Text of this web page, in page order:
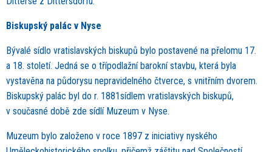
Biskupský palác v Nyse
Bývalé sídlo vratislavských biskupů bylo postavené na přelomu 17.
a 18. století. Jedná se o třípodlažní barokní stavbu, která byla
vystavěna na půdorysu nepravidelného čtverce, s vnitřním dvorem.
Biskupský palác byl do r. 1881sídlem vratislavských biskupů,
v současné době zde sídlí Muzeum v Nyse.
Muzeum bylo založeno v roce 1897 z iniciativy nyského